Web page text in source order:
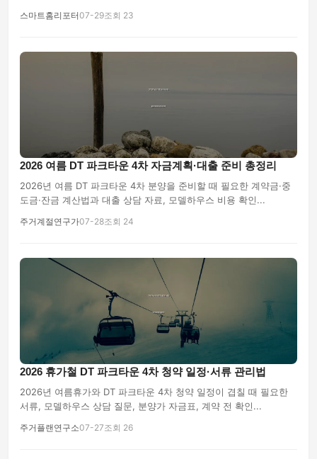
스마트홈리포터07-29조회 23
2026 여름 DT 파크타운 4차 자금계획·대출 준비 총정리
2026년 여름 DT 파크타운 4차 분양을 준비할 때 필요한 계약금·중
도금·잔금 계산법과 대출 상담 자료, 모델하우스 비용 확인...
주거계절연구가07-28조회 24
2026 휴가철 DT 파크타운 4차 청약 일정·서류 관리법
2026년 여름휴가와 DT 파크타운 4차 청약 일정이 겹칠 때 필요한
서류, 모델하우스 상담 질문, 분양가 자금표, 계약 전 확인...
주거플랜연구소07-27조회 26